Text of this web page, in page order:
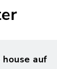
auf